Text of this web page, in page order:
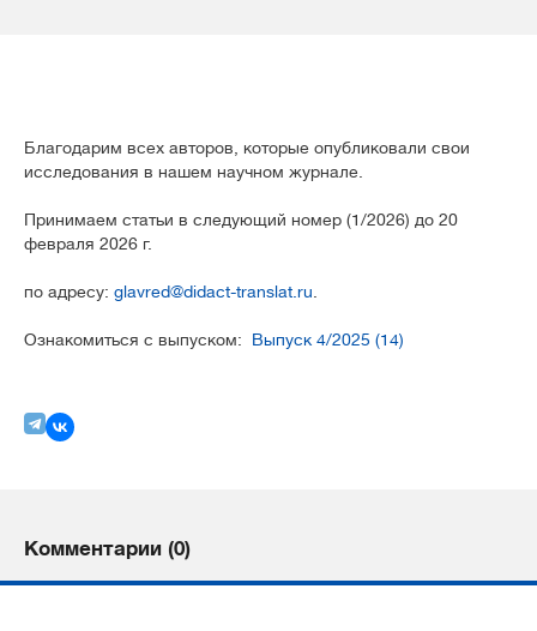
Благодарим всех авторов, которые опубликовали свои
исследования в нашем научном журнале.
Принимаем статьи в следующий номер (1/2026) до 20
февраля 2026 г.
по адресу: glavred@didact-translat.ru
Ознакомиться с выпуском: Выпуск 4/2025 (14)
Комментарии (0)